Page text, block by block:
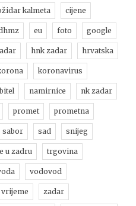
kalmeta cijene
eu foto google
hnk zadar hrvatska
koronavirus
namirnice nk zadar
promet prometna
sabor sad snijeg
u zadru trgovina
vodovod
vrijeme zadar